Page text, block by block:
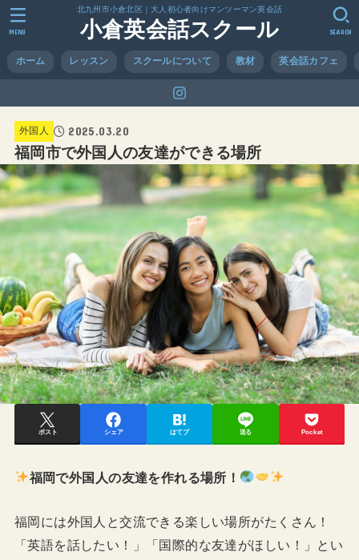
北九州市小倉北区｜大人初心者向けマンツーマン英会話
小倉英会話スクール
ホーム レッスン スクールについて 教材 英会話カフェ
SEARCH
MENU
外国人 2025.03.20
福岡市で外国人の友達ができる場所
ポスト シェア はてブ 送る Pocket
福岡で外国人の友達を作れる場所！
福岡には外国人と交流できる楽しい場所がたくさん！
「英語を話したい！」「国際的な友達がほしい！」とい